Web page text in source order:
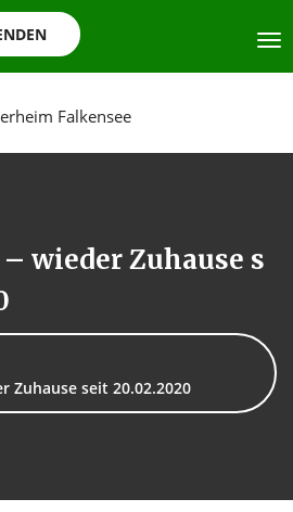
wieder Zuhause s
Zuhause seit 20.02.2020